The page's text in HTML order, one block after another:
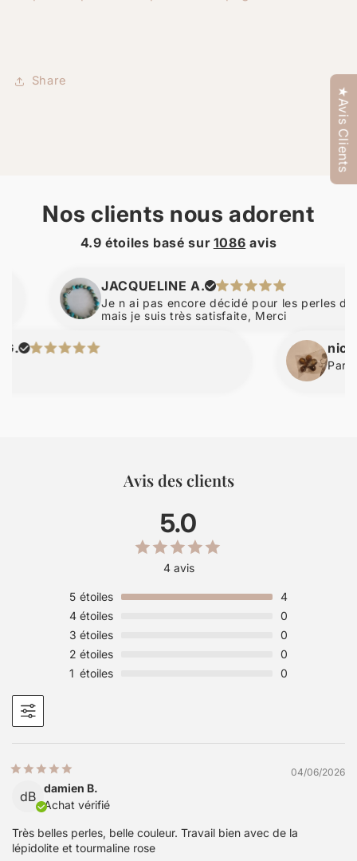
Share
Avis des clients
5.0
4 avis
5 étoiles
4
4étoiles
0
3 étoiles
0
2 étoiles
0
1 étoiles 0
04/06/2026
dB
damien B.
Achat vérifié
Très belles perles, belle couleur. Travail bien avec de la
lépidolite et tourmaline rose
Nos clients nous adorent
4.9 étoiles basé sur 1086 avis
JACQUELINE A.
Je n ai pas encore décidé pour les perles d ambre,
mais je suis très satisfaite, Merci
nicolas b.
★Avis Clients